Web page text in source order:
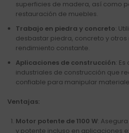
superficies de madera, así como
restauración de muebles.
Trabajo en piedra y concreto:
desbastar piedra, concreto y
rendimiento constante.
Aplicaciones de construcción:
industriales de construcción que
confiable para manipular
Ventajas:
Motor potente de 1100 W:
y potente incluso en aplicaciones